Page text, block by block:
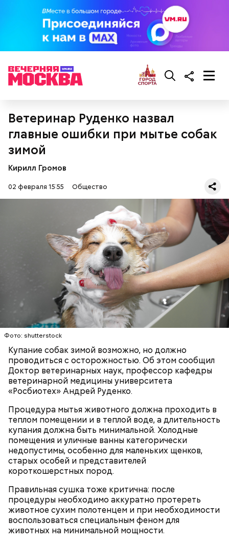
Ветеринар Руденко назвал
главные ошибки при мытье собак
зимой
Кирилл Громов
02 февраля 15:55 Общество
Фото: shutterstock
Купание собак зимой возможно, но должно
проводиться с осторожностью. Об этом сообщил
Доктор ветеринарных наук, профессор кафедры
ветеринарной медицины университета
«Росбиотех» Андрей Руденко.
Процедура мытья животного должна проходить в
теплом помещении и в теплой воде, а длительность
купания должна быть минимальной. Холодные
помещения и уличные ванны категорически
недопустимы, особенно для маленьких щенков,
старых особей и представителей
короткошерстных пород.
Правильная сушка тоже критична: после
процедуры необходимо аккуратно протереть
животное сухим полотенцем и при необходимости
воспользоваться специальным феном для
животных на минимальной мощности.
День малины со сливками отмечается в США в
честь вкусового сочетания этой ягоды со сливками.
В этот праздник люди едят не только малину со
сливками, но и другие десерты на основе этих
двух ингредиентов. Их можно купить в магазине
или сделать самостоятельно вместе со своими
родными и близкими.